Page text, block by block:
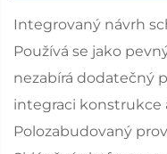
Integrovaný návrh
Používá se jako
nezabírá dodatečný
integraci konstrukce
Polozabudovaný